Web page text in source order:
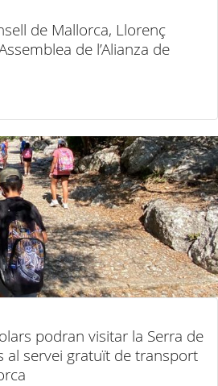
de Mallorca, Llorenç
de l’Alianza de
podran visitar la Serra de
al servei gratuït de transport